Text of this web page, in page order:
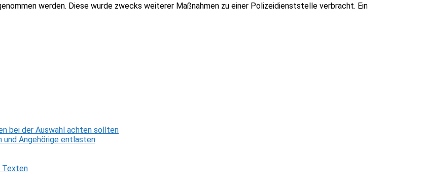
werden. Diese wurde zwecks weiterer Maßnahmen zu einer Polizeidienststelle verbracht. Ein
bei der Auswahl achten sollten
und Angehörige entlasten
Texten